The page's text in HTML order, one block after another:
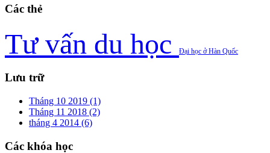
Các thẻ
Tư vấn du học Đại học ở Hàn Quốc
Lưu trữ
Tháng 10 2019 (1)
Tháng 11 2018 (2)
tháng 4 2014 (6)
Các khóa học